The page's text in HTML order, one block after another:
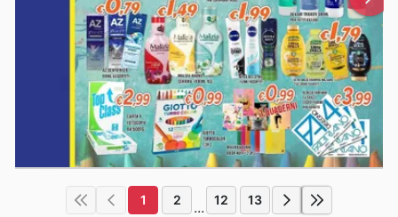
1 2 ... 12 13